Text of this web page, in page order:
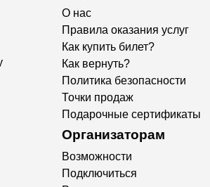
О нас
Правила оказания услуг
Как купить билет?
Как вернуть?
Политика безопасности
Точки продаж
Подарочные сертификаты
Организаторам
Возможности
Подключиться